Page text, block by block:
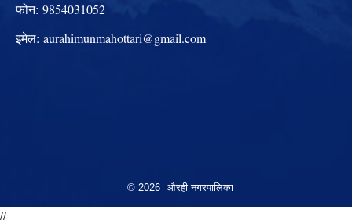
फोन: 9854031052
इमेल: aurahimunmahottari@gmail.com
© 2026 औरही नगरपालिका
//